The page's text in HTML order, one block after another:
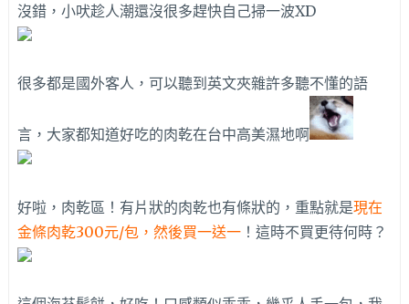
沒錯，小吠趁人潮還沒很多趕快自己掃一波XD
很多都是國外客人，可以聽到英文夾雜許多聽不懂的語
言，大家都知道好吃的肉乾在台中高美濕地啊
好啦，肉乾區！有片狀的肉乾也有條狀的，重點就是現在
金條肉乾300元/包，然後買一送一！這時不買更待何時？